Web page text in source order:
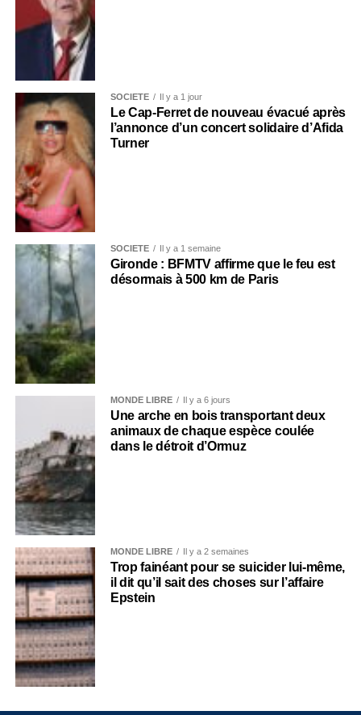
SOCIÉTÉ Il y a 1 jour
Le Cap-Ferret de nouveau évacué après
l’annonce d’un concert solidaire d’Afida
Turner
SOCIÉTÉ Il y a 1 semaine
Gironde : BFMTV affirme que le feu est
désormais à 500 km de Paris
MONDE LIBRE Il y a 6 jours
Une arche en bois transportant deux
animaux de chaque espèce coulée
dans le détroit d’Ormuz
MONDE LIBRE Il y a 2 semaines
Trop fainéant pour se suicider lui-même,
il dit qu’il sait des choses sur l’affaire
Epstein